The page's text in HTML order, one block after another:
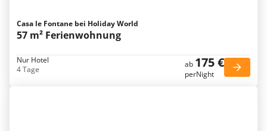
Casa le Fontane bei Holiday World
57 m² Ferienwohnung
Nur Hotel
4 Tage
ab 175 €
perNight